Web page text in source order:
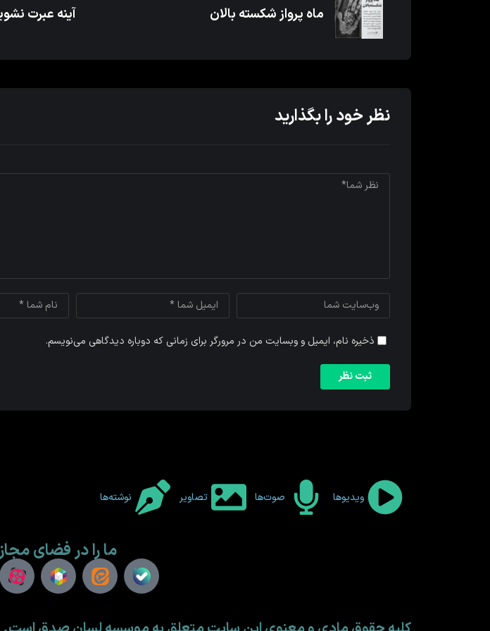
ماه پرواز شکسته بالان آینه عبرت
نظر خود را بگذارید
ذخیره نام، ایمیل و وبسایت من در مرورگر برای زمانی که دوباره دیدگاهی می‌نویسم.
ویدیوها صوت‌ها تصاویر نوشته‌ها
ما را در فضای